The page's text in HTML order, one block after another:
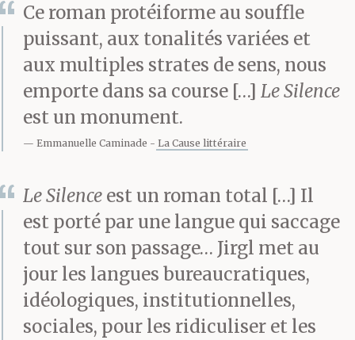
immobilité huileuse é
pourrissement des
Tropiques. Mais 1
simple fissure : et
Lorage éclatera,
mugissant comme à la
crevaison d’une digue.
Des gens, 1 grand
nombre d’entre eux
paraît me dépasser en
Ce roman protéiforme au souffle
puissant, aux tonalités variées et
aux multiples strates de sens, nous
emporte dans sa course […] Le Silence
est un monument.
Emmanuelle Caminade La Cause littéraire
Le Silence est un roman total […] Il
est porté par une langue qui saccage
tout sur son passage… Jirgl met au
jour les langues bureaucratiques,
idéologiques, institutionnelles,
sociales, pour les ridiculiser et les